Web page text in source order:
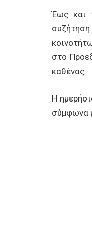
Έως και
στο
καθένας.
Η
σύμφωνα